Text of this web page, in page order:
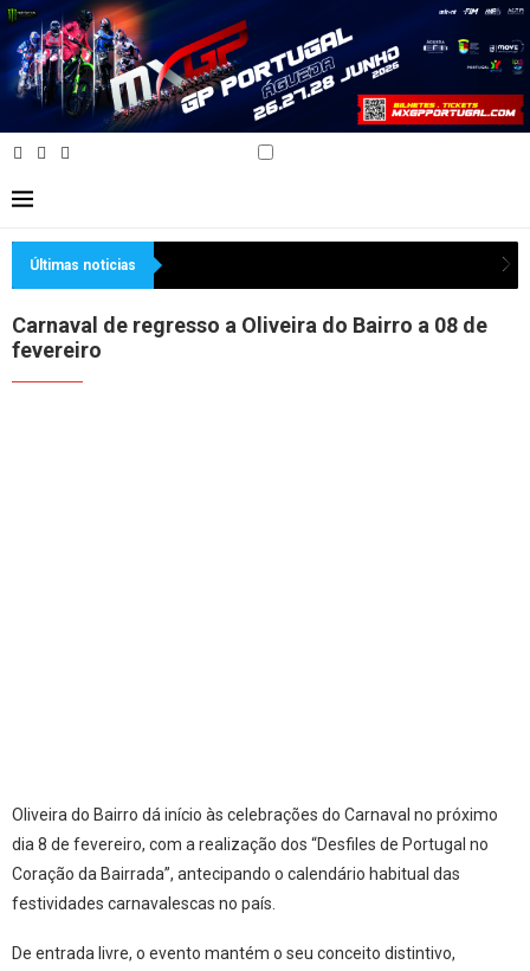
Últimas noticias
Carnaval de regresso a Oliveira do Bairro a 08 de
fevereiro
Oliveira do Bairro dá início às celebrações do Carnaval no próximo
dia 8 de fevereiro, com a realização dos “Desfiles de Portugal no
Coração da Bairrada”, antecipando o calendário habitual das
festividades carnavalescas no país.
De entrada livre, o evento mantém o seu conceito distintivo,